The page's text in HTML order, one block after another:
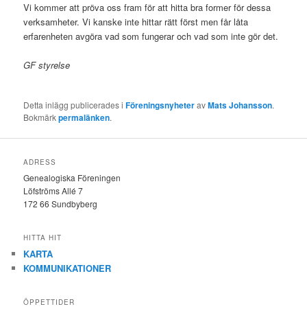
Vi kommer att pröva oss fram för att hitta bra former för dessa
verksamheter. Vi kanske inte hittar rätt först men får låta
erfarenheten avgöra vad som fungerar och vad som inte gör det.
GF styrelse
Detta inlägg publicerades iFöreningsnyheteravMats Johansson.
Bokmärkpermalänken.
ADRESS
Genealogiska Föreningen
Löfströms Allé 7
172 66 Sundbyberg
HITTA HIT
KARTA
KOMMUNIKATIONER
ÖPPETTIDER